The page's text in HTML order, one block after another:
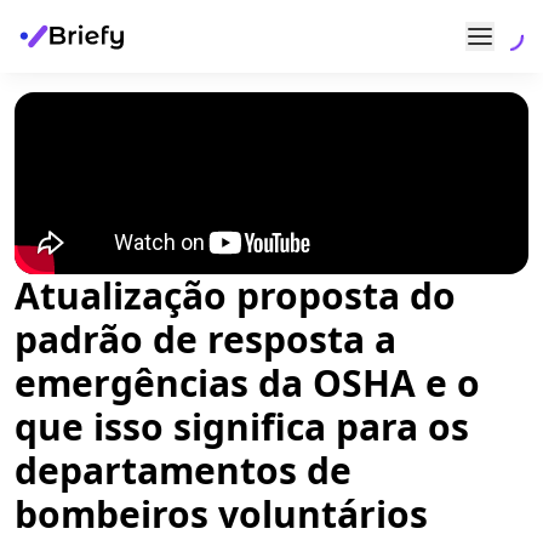
Atualização proposta do
padrão de resposta a
emergências da OSHA e o
que isso significa para os
departamentos de
bombeiros voluntários